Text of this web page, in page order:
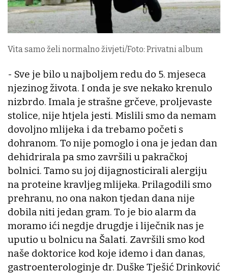
Vita samo želi normalno živjeti/Foto: Privatni album
- Sve je bilo u najboljem redu do 5. mjeseca
njezinog života. I onda je sve nekako krenulo
nizbrdo. Imala je strašne grčeve, proljevaste
stolice, nije htjela jesti. Mislili smo da nemam
dovoljno mlijeka i da trebamo početi s
dohranom. To nije pomoglo i ona je jedan dan
dehidrirala pa smo završili u pakračkoj
bolnici. Tamo su joj dijagnosticirali alergiju
na proteine kravljeg mlijeka. Prilagodili smo
prehranu, no ona nakon tjedan dana nije
dobila niti jedan gram. To je bio alarm da
moramo ići negdje drugdje i liječnik nas je
uputio u bolnicu na Šalati. Završili smo kod
naše doktorice kod koje idemo i dan danas,
gastroenterologinje dr. Duške Tješić Drinković